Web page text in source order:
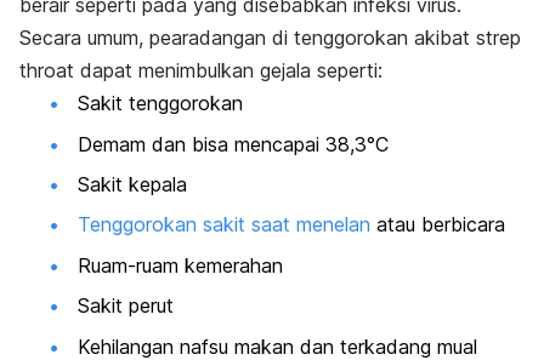
berair seperti pada yang disebabkan infeksi virus.
Secara umum, pearadangan di tenggorokan akibat strep
throat dapat menimbulkan gejala seperti:
Sakit tenggorokan
Demam dan bisa mencapai 38,3°C
Sakit kepala
Tenggorokan sakit saat menelan atau berbicara
Ruam-ruam kemerahan
Sakit perut
Kehilangan nafsu makan dan terkadang mual